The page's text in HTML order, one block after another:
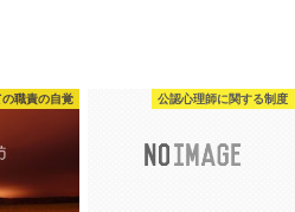
職責の自覚 公認心理師に関する制度